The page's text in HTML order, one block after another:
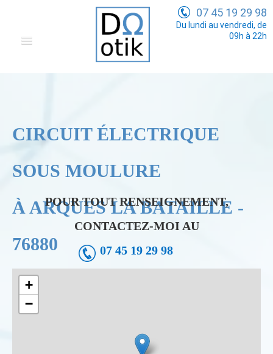
Communication
07 45 19 29 98
Du lundi au vendredi, de
09h à 22h
CIRCUIT ÉLECTRIQUE
SOUS MOULURE
À ARQUES LA BATAILLE -
76880
POUR TOUT RENSEIGNEMENT,
CONTACTEZ-MOI AU
07 45 19 29 98
+
−